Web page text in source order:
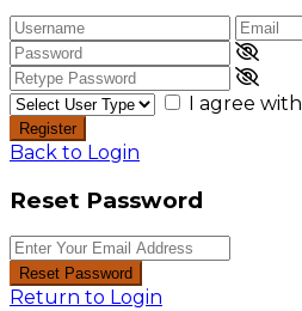
I agree with
Register
Back to Login
Reset Password
Reset Password
Return to Login